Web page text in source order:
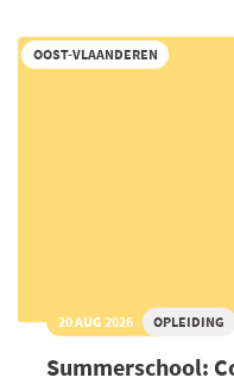
OOST-VLAANDEREN
20 AUG 2026 OPLEIDING
Summerschool: